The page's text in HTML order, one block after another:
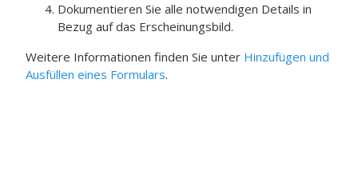
Dokumentieren Sie alle notwendigen Details in
Bezug auf das Erscheinungsbild.
Weitere Informationen finden Sie unter Hinzufügen und
Ausfüllen eines Formulars.